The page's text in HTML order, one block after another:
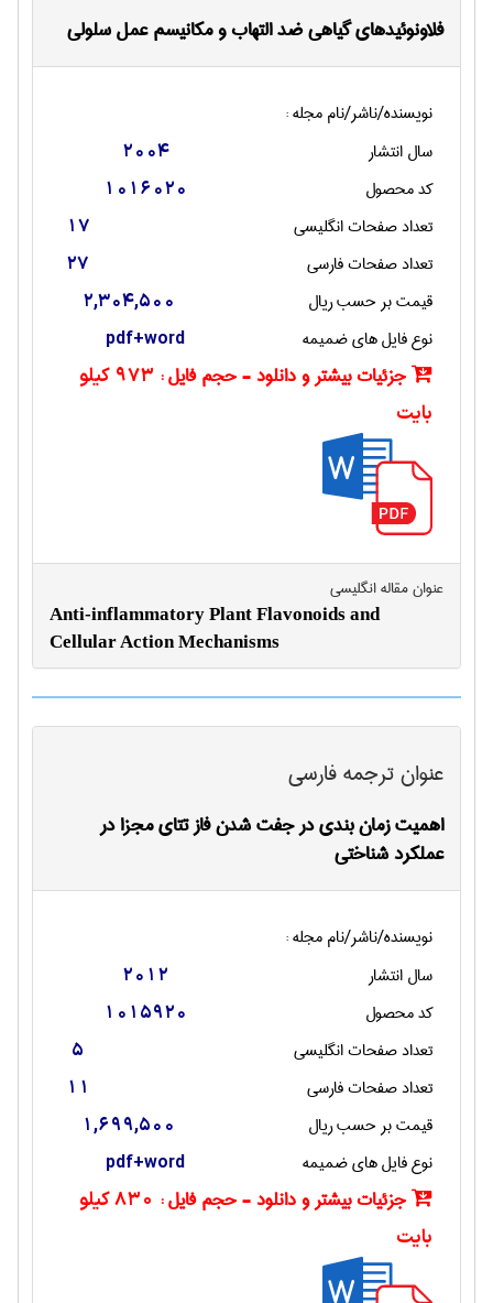
فلاونوئیدهای گیاهی ضد التهاب و مکانیسم عمل سلولی
نویسنده/ناشر/نام مجله :
سال انتشار
2004
کد محصول 1016020
تعداد صفحات انگليسی 17
تعداد صفحات فارسی 27
قیمت بر حسب ریال 2,304,500
نوع فایل های ضمیمه pdf+word
جزئیات بیشتر و دانلود - حجم فایل :
973 کیلو
بایت
عنوان مقاله انگليسی
Anti-inflammatory Plant Flavonoids and
Cellular Action Mechanisms
عنوان ترجمه فارسی
اهمیت زمان بندی در جفت شدن فاز تتای مجزا در
عملکرد شناختی
نویسنده/ناشر/نام مجله :
سال انتشار
2012
کد محصول 1015920
تعداد صفحات انگليسی 5
تعداد صفحات فارسی 11
قیمت بر حسب ریال 1,699,500
نوع فایل های ضمیمه pdf+word
جزئیات بیشتر و دانلود - حجم فایل :
830 کیلو
بایت